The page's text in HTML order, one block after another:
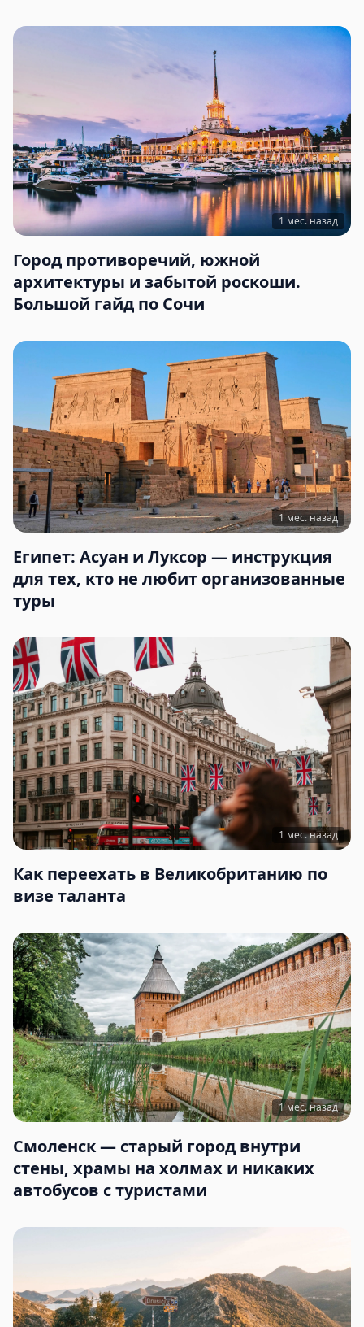
1 мес. назад
Город противоречий, южной
архитектуры и забытой роскоши.
Большой гайд по Сочи
1 мес. назад
Египет: Асуан и Луксор — инструкция
для тех, кто не любит организованные
туры
1 мес. назад
Как переехать в Великобританию по
визе таланта
1 мес. назад
Смоленск — старый город внутри
стены, храмы на холмах и никаких
автобусов с туристами